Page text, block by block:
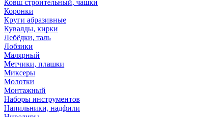
Ковш строительный, чашки
Коронки
Круги абразивные
Кувалды, кирки
Лебёдки, таль
Лобзики
Малярный
Метчики, плашки
Миксеры
Молотки
Монтажный
Наборы инструментов
Напильники, надфили